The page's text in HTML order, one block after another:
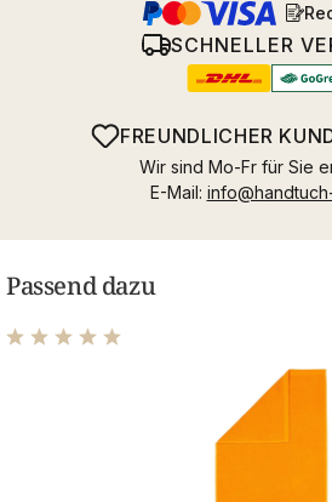
SCHNELLER
FREUNDLICHER
Wir sind Mo-Fr für Sie
E-Mail:
Passend dazu
Durchschnittliche Bewertung von